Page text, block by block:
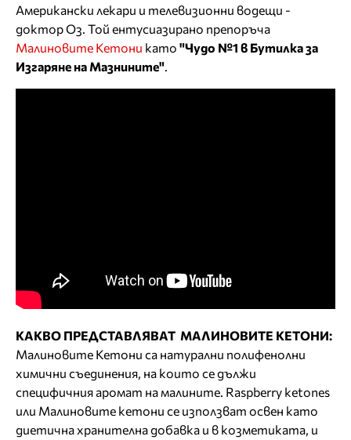
Американски лекари и телевизионни водещи -
доктор Оз. Той ентусиазирано препоръча
Малиновите Кетони като "Чудо №1 в Бутилка за
Изгаряне на Мазнините".
КАКВО ПРЕДСТАВЛЯВАТ МАЛИНОВИТЕ КЕТОНИ:
Малиновите Кетони са натурални полифенолни
химични съединения, на които се дължи
специфичния аромат на малините. Raspberry ketones
или Малиновите кетони се използват освен като
диетична хранителна добавка и в козметиката, и